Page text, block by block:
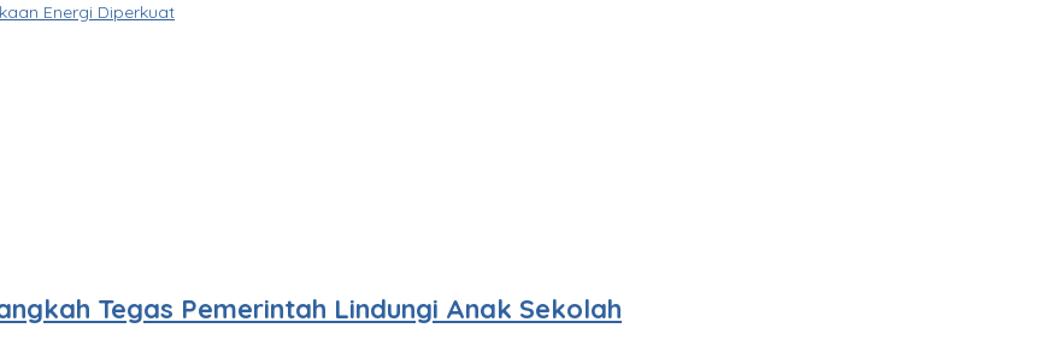
Energi Diperkuat
Tegas Pemerintah Lindungi Anak Sekolah